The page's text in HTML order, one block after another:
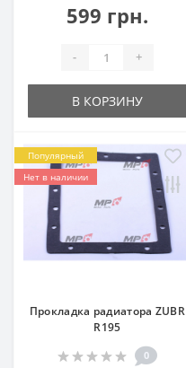
599 грн.
- +
В КОРЗИНУ
Популярный
Нет в наличии
Прокладка радиатора ZUBR
R195
0